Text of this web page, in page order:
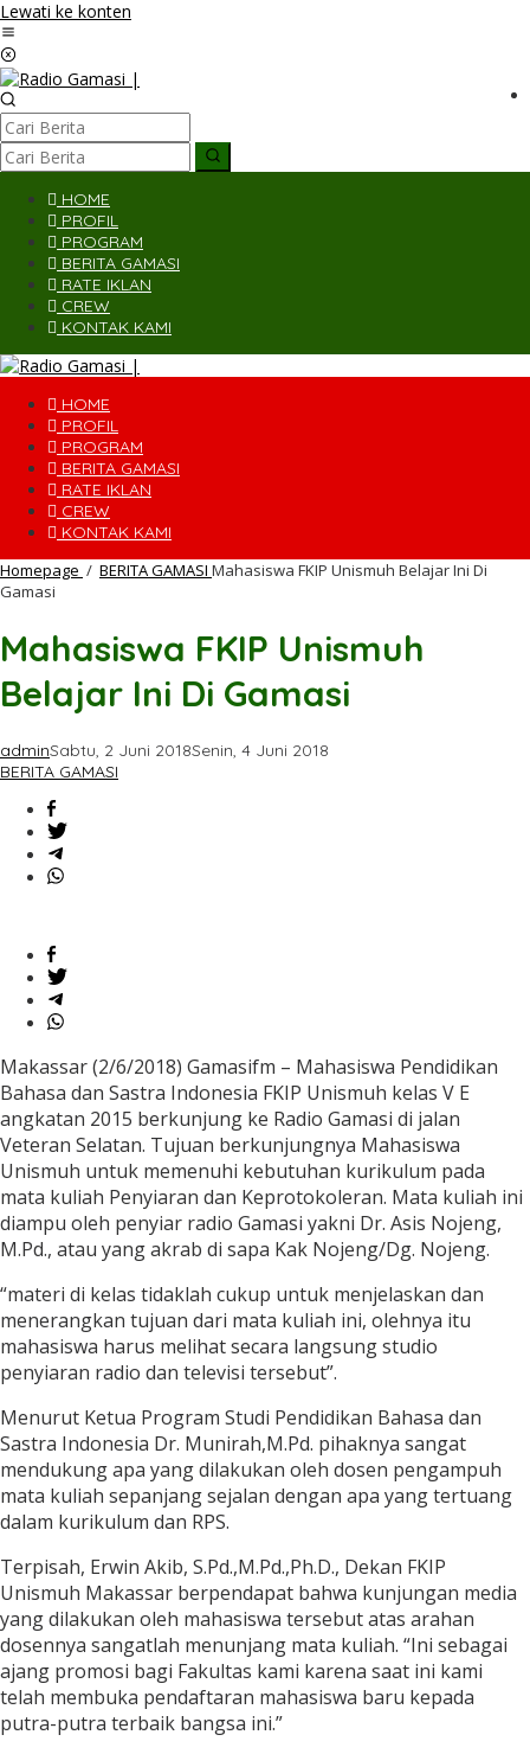
Lewati ke konten
HOME
PROFIL
PROGRAM
BERITA GAMASI
RATE IKLAN
CREW
KONTAK KAMI
HOME
PROFIL
PROGRAM
BERITA GAMASI
RATE IKLAN
CREW
KONTAK KAMI
Homepage / BERITA GAMASI Mahasiswa FKIP Unismuh Belajar Ini Di
Gamasi
Mahasiswa FKIP Unismuh
Belajar Ini Di Gamasi
adminSabtu, 2 Juni 2018Senin, 4 Juni 2018
BERITA GAMASI
Makassar (2/6/2018) Gamasifm – Mahasiswa Pendidikan
Bahasa dan Sastra Indonesia FKIP Unismuh kelas V E
angkatan 2015 berkunjung ke Radio Gamasi di jalan
Veteran Selatan. Tujuan berkunjungnya Mahasiswa
Unismuh untuk memenuhi kebutuhan kurikulum pada
mata kuliah Penyiaran dan Keprotokoleran. Mata kuliah ini
diampu oleh penyiar radio Gamasi yakni Dr. Asis Nojeng,
M.Pd., atau yang akrab di sapa Kak Nojeng/Dg. Nojeng.
“materi di kelas tidaklah cukup untuk menjelaskan dan
menerangkan tujuan dari mata kuliah ini, olehnya itu
mahasiswa harus melihat secara langsung studio
penyiaran radio dan televisi tersebut”.
Menurut Ketua Program Studi Pendidikan Bahasa dan
Sastra Indonesia Dr. Munirah,M.Pd. pihaknya sangat
mendukung apa yang dilakukan oleh dosen pengampuh
mata kuliah sepanjang sejalan dengan apa yang tertuang
dalam kurikulum dan RPS.
Terpisah, Erwin Akib, S.Pd.,M.Pd.,Ph.D., Dekan FKIP
Unismuh Makassar berpendapat bahwa kunjungan media
yang dilakukan oleh mahasiswa tersebut atas arahan
dosennya sangatlah menunjang mata kuliah. “Ini sebagai
ajang promosi bagi Fakultas kami karena saat ini kami
telah membuka pendaftaran mahasiswa baru kepada
putra-putra terbaik bangsa ini.”